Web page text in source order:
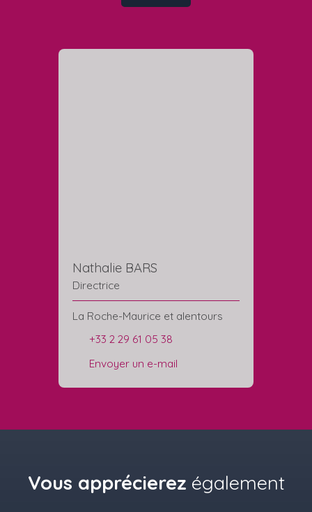
Nathalie BARS
Directrice
La Roche-Maurice et alentours
+33 2 29 61 05 38
Envoyer un e-mail
Vous apprécierez également